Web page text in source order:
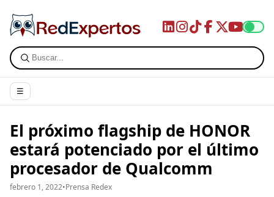
☰
El próximo flagship de HONOR
estará potenciado por el último
procesador de Qualcomm
febrero 1, 2022•Prensa Redex